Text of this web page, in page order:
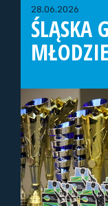
28.06.2026
ŚLĄSKA